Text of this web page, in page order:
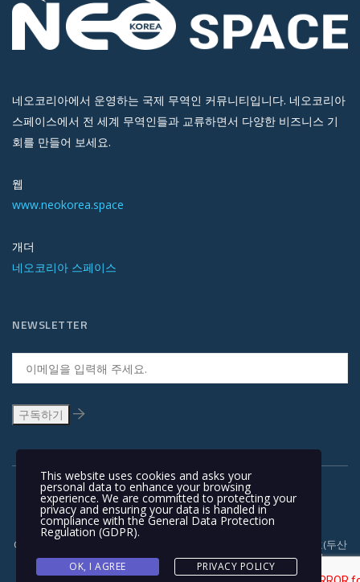
네오코리아에서 운영하는 국제 무역인 커뮤니티입니다. 네오코리아
스페이스에서 전 세계 무역인들과 교류하면서 다양한 비즈니스 기
회를 만들어 보세요.
웹
www.neokorea.space
개더
네오코리아 스페이스
NEWSLETTER
Copyright © 1991-2018 | 경기도 안양시 흥안대로 415, 서관 1110호(두산
벤처다임) 우: 14059 | T +82-31-478-5434 | F +82-31-478-5437 |
NEOKOREA TRADING COMPANY LIMITED. NEOKOREA. ALL RIGHTS
This website uses cookies and asks your
personal data to enhance your browsing
experience. We are committed to protecting your
privacy and ensuring your data is handled in
compliance with theGeneral Data Protection
Regulation (GDPR).
OK, I AGREE PRIVACY POLICY